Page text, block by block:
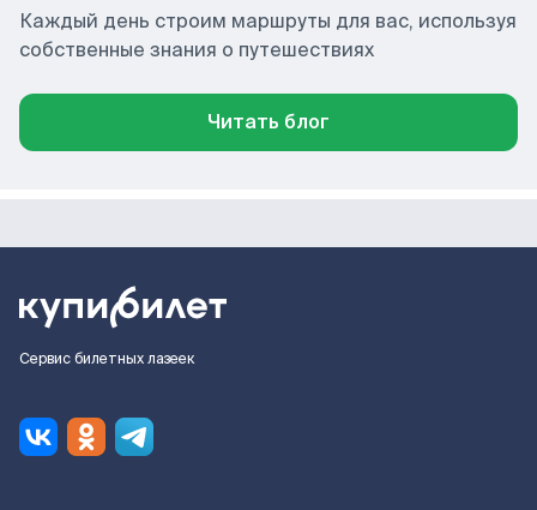
Каждый день строим маршруты для вас, используя
собственные знания о путешествиях
Читать блог
Сервис билетных лазеек